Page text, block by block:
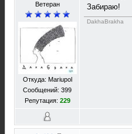
Ветеран
Откуда: Mariupol
Сообщений: 399
Репутация: 229
Забираю!
DakhaBrakha